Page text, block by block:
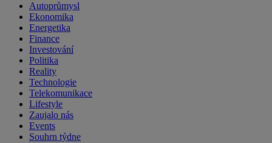
Autoprůmysl
Ekonomika
Energetika
Finance
Investování
Politika
Reality
Technologie
Telekomunikace
Lifestyle
Zaujalo nás
Events
Souhrn týdne